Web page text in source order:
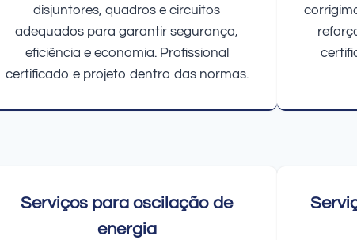
disjuntores, quadros e circuitos
adequados para garantir segurança,
eficiência e economia. Profissional
certificado e projeto dentro das normas.
Serviços para oscilação de
energia